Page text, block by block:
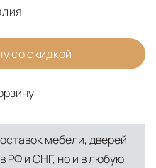
со скидкой
мебели, дверей
РФ и СНГ, но и в любую